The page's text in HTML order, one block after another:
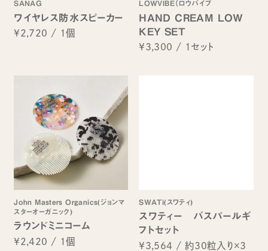
SANAG
ワイヤレス防水スピーカー
¥2,720 / 1個
LOWVIBE（ロウバイブ
HAND CREAM LOW
KEY SET
¥3,300 / 1セット
John Masters Organics(ジョンマ
スターオーガニック)
ラウンドミニコーム
¥2,420 / 1個
SWATi(スワティ)
スワティー バスパールギ
フトセット
¥3,564 / 約30粒入り×3